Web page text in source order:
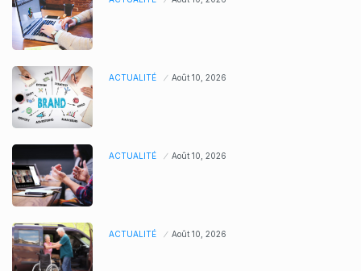
ACTUALITÉ Août 10, 2026
ACTUALITÉ Août 10, 2026
ACTUALITÉ Août 10, 2026